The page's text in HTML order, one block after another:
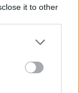
it to other
operátor• mzda
dělník • mzda 44.700
Jihlava)
(Jihlava, okres
• mzda 48.400